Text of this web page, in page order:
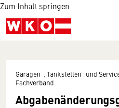
Zum Inhalt springen
Garagen-, Tankstellen- und
Fachverband